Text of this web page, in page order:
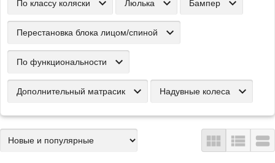
По классу коляски Люлька Бампер
Перестановка блока лицом/спиной
По функциональности
Дополнительный матрасик Надувные колеса